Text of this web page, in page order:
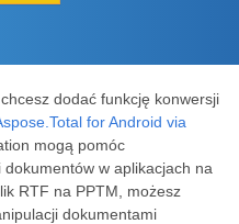
dodać funkcję konwersji
for Android via
mogą pomóc
w aplikacjach na
RTF na PPTM, możesz
dokumentami